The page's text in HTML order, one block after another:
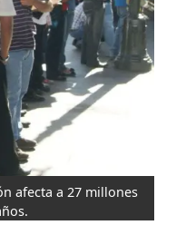
afecta a 27 millones